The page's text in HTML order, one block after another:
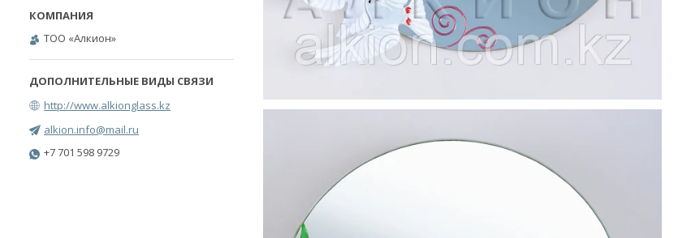
ТОО «Алкион»
http://www.alkionglass.kz
alkion.info@mail.ru
+7 701 598 9729